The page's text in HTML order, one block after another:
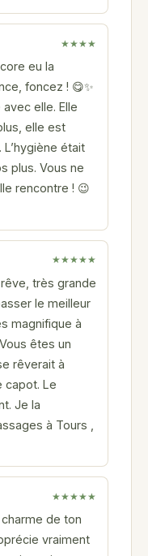
★★★★
eu la
foncez ! 😋✨️
elle. Elle
elle est
était
plus. Vous ne
rencontre ! 😉
★★★★★
très grande
le meilleur
magnifique à
êtes un
rêverait à
capot. Le
Je la
à Tours ,
★★★★★
de ton
vraiment